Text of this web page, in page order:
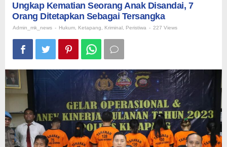
Anak
Disandai,
Orang
Ditetapkan
Sebagai
Tersangka
Ungkap Kematian Seorang Anak Disandai, 7
Orang Ditetapkan Sebagai Tersangka
Admin_mk_news - Hukum Ketapang Kriminal Peristiwa - 227 Views